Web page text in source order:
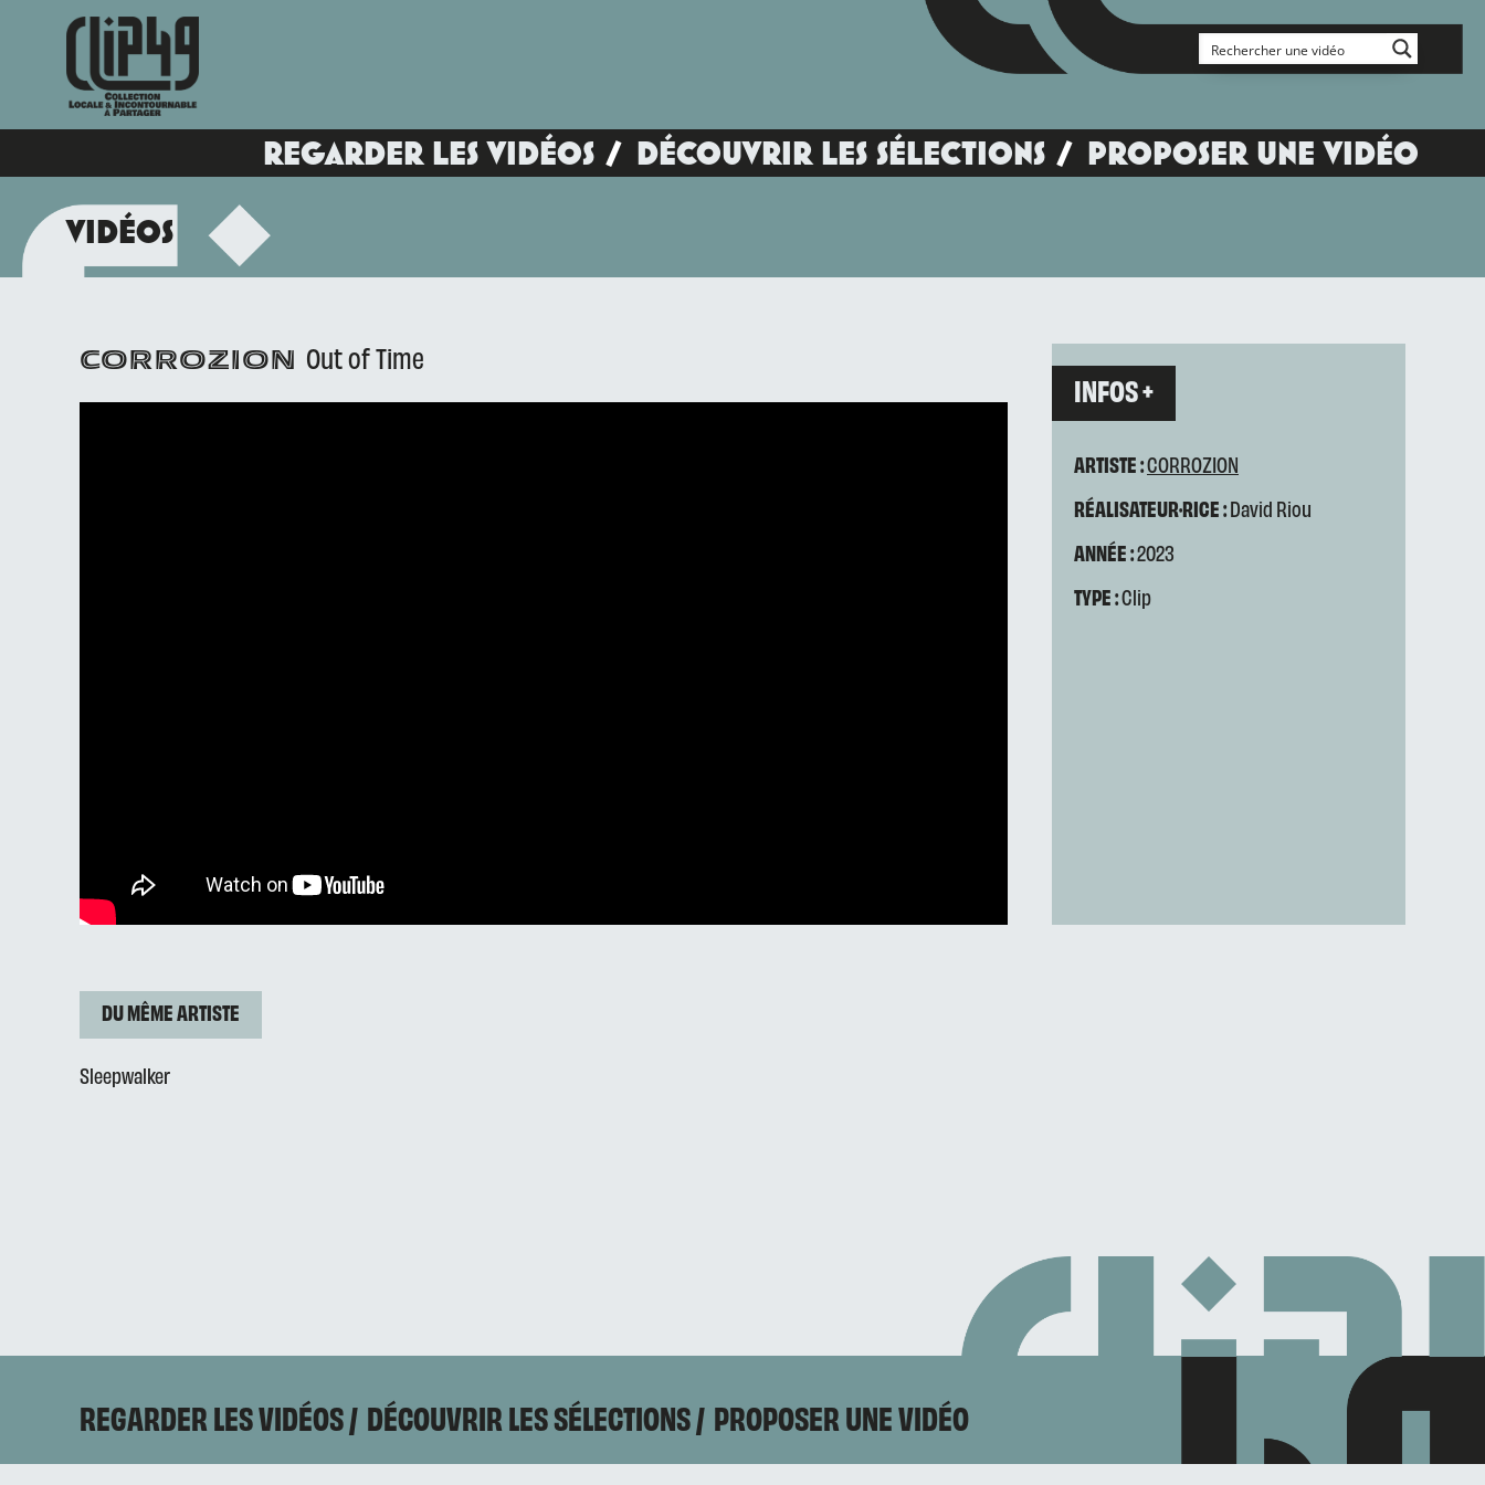
REGARDER LES VIDÉOS DÉCOUVRIR LES SÉLECTIONS PROPOSER UNE VIDÉO
VIDÉOS
CORROZION Out of Time
INFOS +
ARTISTE :CORROZION
RÉALISATEUR·RICE :David Riou
ANNÉE :2023
TYPE :Clip
DU MÊME ARTISTE
Sleepwalker
REGARDER LES VIDÉOS DÉCOUVRIR LES SÉLECTIONS PROPOSER UNE VIDÉO